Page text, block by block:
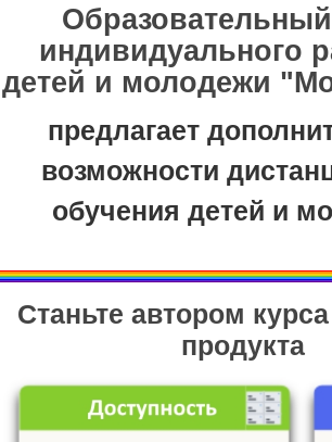
индивидуального
детей и молодежи
предлагает
возможности
обучения детей и
Станьте автором
продукта